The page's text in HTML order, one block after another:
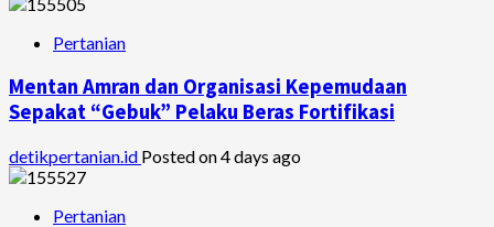
Pertanian
Mentan Amran dan Organisasi Kepemudaan
Sepakat “Gebuk” Pelaku Beras Fortifikasi
detikpertanian.id Posted on 4 days ago
Pertanian